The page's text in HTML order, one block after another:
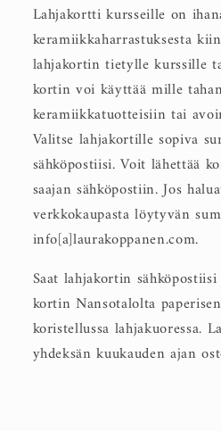
Lahjakortti kursseille on
keramiikkaharrastuksesta
lahjakortin tietylle kurssille
kortin voi käyttää mille
keramiikkatuotteisiin tai
Valitse lahjakortille sopiva
sähköpostiisi. Voit lähettää
saajan sähköpostiin. Jos
verkkokaupasta löytyvän
info[a]laurakoppanen.com.
Saat lahjakortin
kortin Nansotalolta
koristellussa lahjakuoressa.
yhdeksän kuukauden ajan